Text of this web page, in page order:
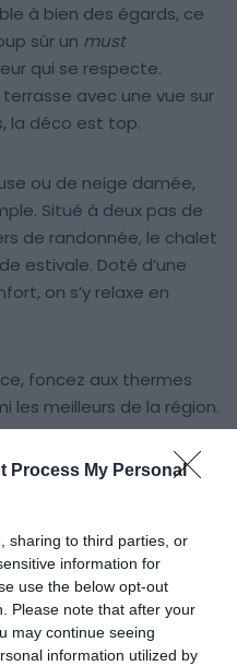
Process My Personal
sharing to third parties, or
information for
use the below opt-out
Please note that after your
may continue seeing
information utilized by
à bien des égards, ce
sûr un must
qui se respecte.
avec une vue sur
la déco est top.
ou de neige damée,
Situé à deux pas de
de randonnée, le chalet
estivale. Doté d’une
on s’y relaxe en
foncez aux thermes
les meilleurs de la région.
incontournables à
locations Airbnb à